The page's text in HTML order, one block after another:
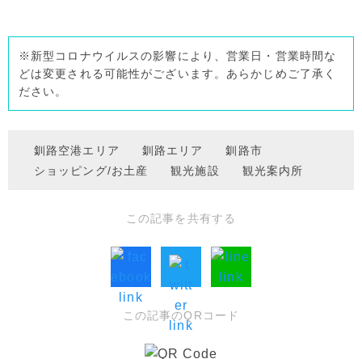
※新型コロナウイルスの影響により、営業日・営業時間な
どは変更される可能性がございます。あらかじめご了承く
ださい。
釧路空港エリア 釧路エリア
釧路市
ショッピング/お土産
観光施設 観光案内所
この記事を共有する
この記事のQRコード